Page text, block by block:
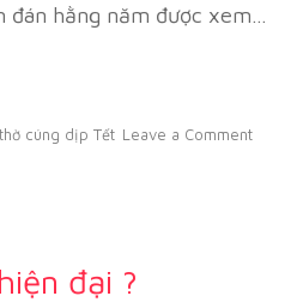
đán hằng năm được xem…
thờ cúng dịp Tết Leave a Comment
đại ?